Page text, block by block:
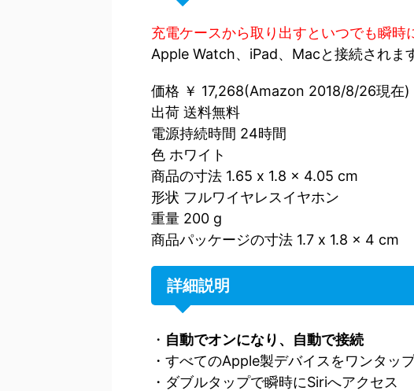
充電ケースから取り出すといつでも瞬時
Apple Watch、iPad、Macと接続されま
価格 ￥ 17,268(Amazon 2018/8/26現在)
出荷 送料無料
電源持続時間 24時間
色 ホワイト
商品の寸法 1.65 x 1.8 x 4.05 cm
形状 フルワイヤレスイヤホン
重量 200 g
商品パッケージの寸法 1.7 x 1.8 x 4 cm
詳細説明
・ 自動でオンになり、自動で接続
・すべてのApple製デバイスをワンタッ
・ダブルタップで瞬時にSiriへアクセス